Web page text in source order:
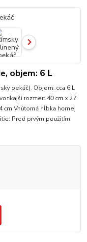
objem: 6 L
pekáč). Objem: cca 6 L
rozmer: 40 cm x 27
cm Vnútorná hĺbka hornej
Pred prvým použitím